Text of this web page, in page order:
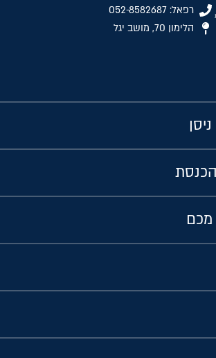
רפאל: 052-8582687
הלימון 70, מושב יגל